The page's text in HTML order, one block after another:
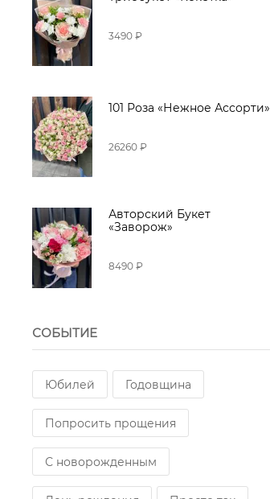
3490 ₽
101 Роза «Нежное Ассорти»
26260 ₽
Авторский Букет
«Заворож»
8490 ₽
СОБЫТИЕ
Юбилей Годовщина
Попросить прощения
С новорожденным